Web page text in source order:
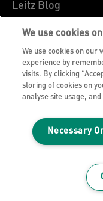
Leitz Blog
Karriere
Leitz EasyPrint
Kundenservice
Hinweise zum
Sitemap
©2026 ACCO
We use cookies
We use cookies on our
experience by
visits. By clicking
storing of cookies on
analyse site usage,
Necessary